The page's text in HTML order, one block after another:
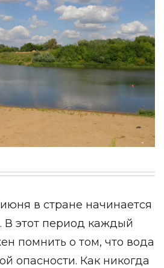
в стране начинается
В этот период каждый
помнить о том, что вода
опасности. Как никогда